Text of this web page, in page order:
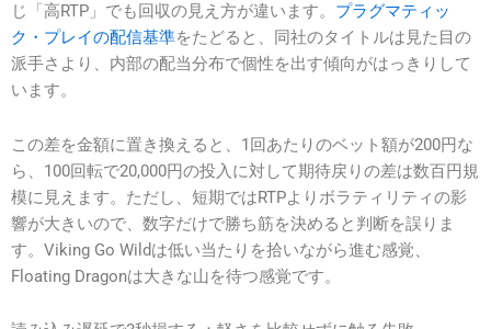
じ「高RTP」でも回収の見え方が違います。 プラグマティッ
ク・プレイの配信基準をたどると、同社のタイトルは見た目の
派手さより、内部の配当分布で個性を出す傾向がはっきりして
います。
この差を金額に置き換えると、1回あたりのベット額が200円な
ら、100回転で20,000円の投入に対して期待戻りの差は数百円規
模に見えます。ただし、短期ではRTPよりボラティリティの影
響が大きいので、数字だけで勝ち筋を決めると判断を誤りま
す。Viking Go Wildは低い当たりを拾いながら進む感覚、
Floating Dragonは大きな山を待つ感覚です。